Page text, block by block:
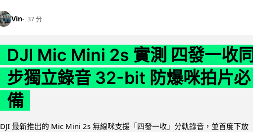
Vin 37 分
DJI Mic Mini 2s 實測 四發一收同
步獨立錄音 32-bit 防爆咪拍片必
備
DJI 最新推出的 Mic Mini 2s 無線咪支援「四發一收」分軌錄音，並首度下放